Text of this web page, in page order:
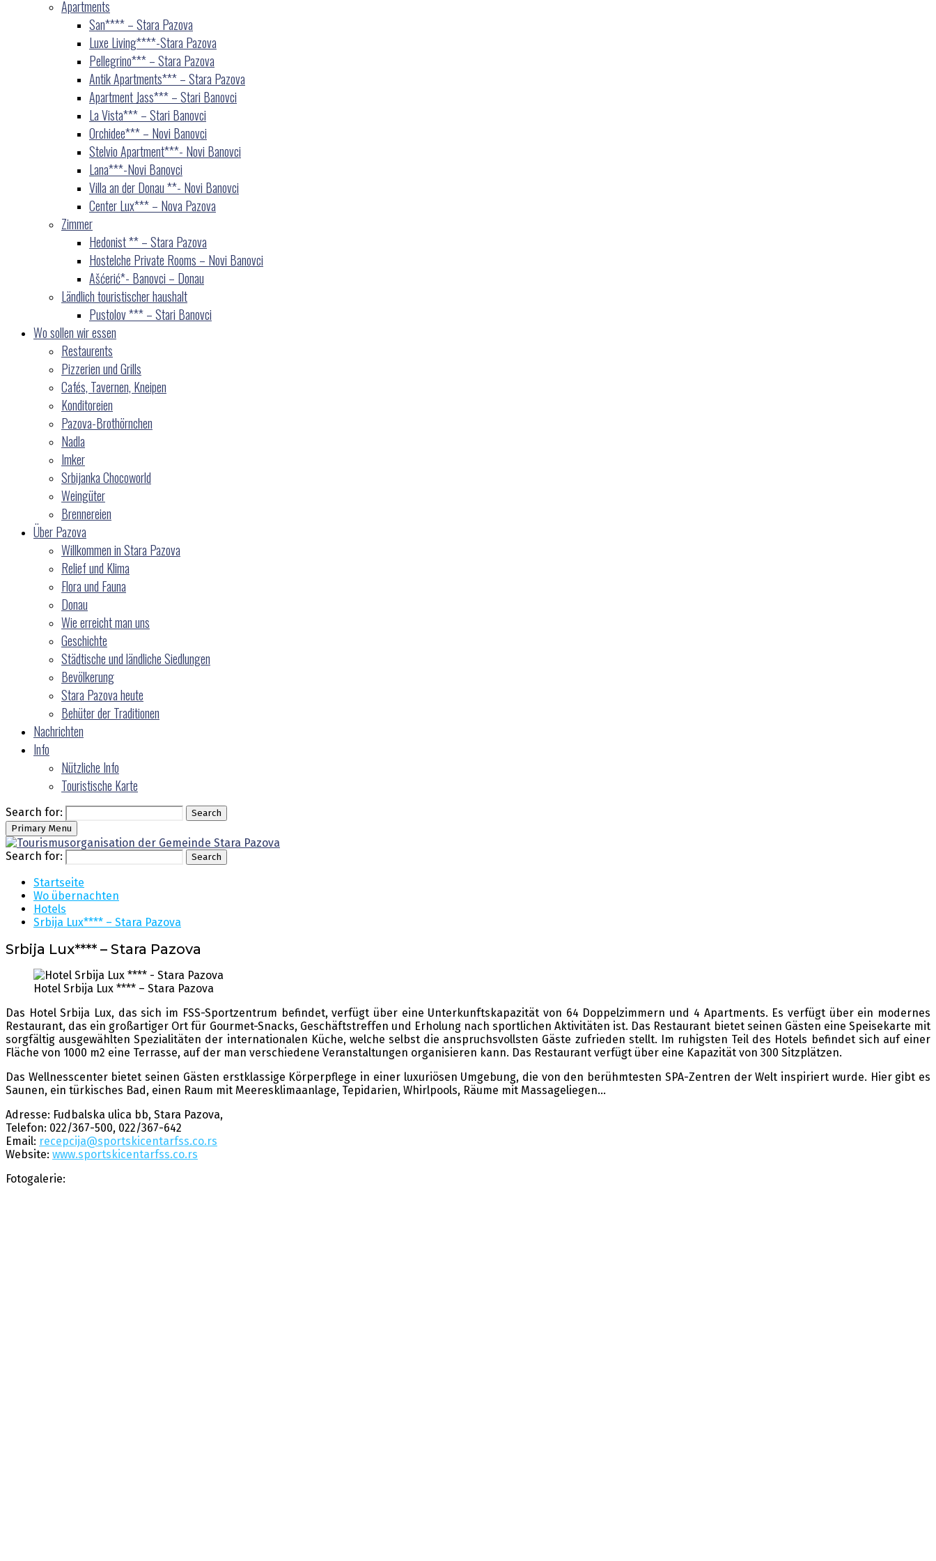
Apartments
San**** – Stara Pazova
Luxe Living****-Stara Pazova
Pellegrino*** – Stara Pazova
Antik Apartments*** – Stara Pazova
Apartment Jass*** – Stari Banovci
La Vista*** – Stari Banovci
Orchidee*** – Novi Banovci
Stelvio Apartment***- Novi Banovci
Lana***-Novi Banovci
Villa an der Donau **- Novi Banovci
Center Lux*** – Nova Pazova
Zimmer
Hedonist ** – Stara Pazova
Hostelche Private Rooms – Novi Banovci
Ašćerić*- Banovci – Donau
Ländlich touristischer haushalt
Pustolov *** – Stari Banovci
Wo sollen wir essen
Restaurents
Pizzerien und Grills
Cafés, Tavernen, Kneipen
Konditoreien
Pazova-Brothörnchen
Nadla
Imker
Srbijanka Chocoworld
Weingüter
Brennereien
Über Pazova
Willkommen in Stara Pazova
Relief und Klima
Flora und Fauna
Donau
Wie erreicht man uns
Geschichte
Städtische und ländliche Siedlungen
Bevölkerung
Stara Pazova heute
Behüter der Traditionen
Nachrichten
Info
Nützliche Info
Touristische Karte
Search for:
Search
Primary Menu
Search for: Search
Startseite
Wo übernachten
Hotels
Srbija Lux**** – Stara Pazova
Srbija Lux**** – Stara Pazova
Hotel Srbija Lux **** – Stara Pazova
Das Hotel Srbija Lux, das sich im FSS-Sportzentrum befindet, verfügt über eine Unterkunftskapazität von 64 Doppelzimmern und 4 Apartments. Es verfügt über ein modernes
Restaurant, das ein großartiger Ort für Gourmet-Snacks, Geschäftstreffen und Erholung nach sportlichen Aktivitäten ist. Das Restaurant bietet seinen Gästen eine Speisekarte mit
sorgfältig ausgewählten Spezialitäten der internationalen Küche, welche selbst die anspruchsvollsten Gäste zufrieden stellt. Im ruhigsten Teil des Hotels befindet sich auf einer
Fläche von 1000 m2 eine Terrasse, auf der man verschiedene Veranstaltungen organisieren kann. Das Restaurant verfügt über eine Kapazität von 300 Sitzplätzen.
Das Wellnesscenter bietet seinen Gästen erstklassige Körperpflege in einer luxuriösen Umgebung, die von den berühmtesten SPA-Zentren der Welt inspiriert wurde. Hier gibt es
Saunen, ein türkisches Bad, einen Raum mit Meeresklimaanlage, Tepidarien, Whirlpools, Räume mit Massageliegen…
Adresse: Fudbalska ulica bb, Stara Pazova,
Telefon: 022/367-500, 022/367-642
Email: recepcija@sportskicentarfss.co.rs
Website: www.sportskicentarfss.co.rs
Fotogalerie: